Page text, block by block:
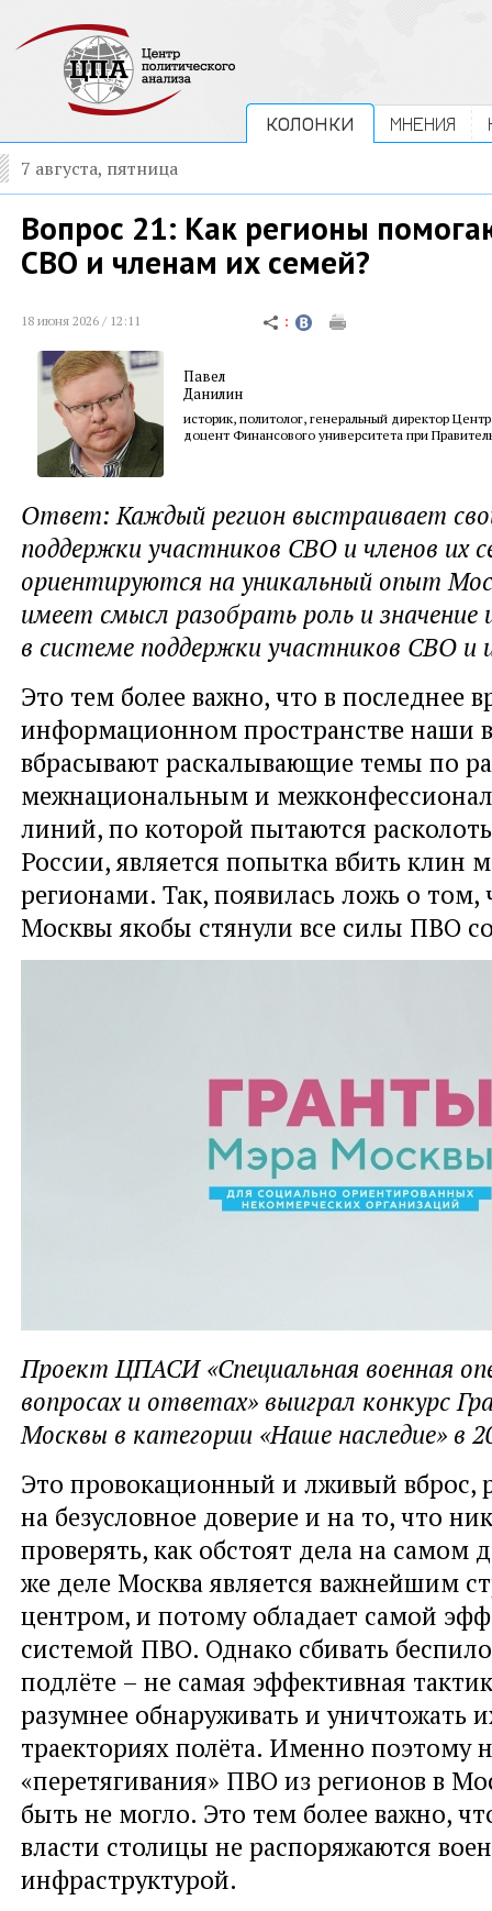
КОЛОНКИ МНЕНИЯ
7 августа, пятница
Вопрос 21: Как регионы
СВО и членам их семей?
18 июня 2026 / 12:11
Павел
Данилин
историк, политолог, генеральный директор
доцент Финансового университета при
Ответ: Каждый регион выстраивает
поддержки участников СВО и членов их
ориентируются на уникальный опыт
имеет смысл разобрать роль и
в системе поддержки участников СВО и
Это тем более важно, что в последнее
информационном пространстве наши
вбрасывают раскалывающие темы по
межнациональным и
линий, по которой пытаются
России, является попытка вбить клин
регионами. Так, появилась ложь о
Москвы якобы стянули все силы ПВО
Проект ЦПАСИ «Специальная военная
вопросах и ответах» выиграл конкурс
Москвы в категории «Наше наследие» в
Это провокационный и лживый вброс,
на безусловное доверие и на то, что
проверять, как обстоят дела на самом
же деле Москва является важнейшим
центром, и потому обладает самой
системой ПВО. Однако сбивать
подлёте – не самая эффективная
разумнее обнаруживать и уничтожать
траекториях полёта. Именно поэтому
«перетягивания» ПВО из регионов в
быть не могло. Это тем более важно,
власти столицы не распоряжаются
инфраструктурой.